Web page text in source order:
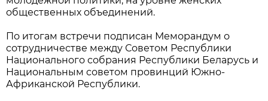
общественных объединений.
По итогам встречи подписан Меморандум о
сотрудничестве между Советом Республики
Национального собрания Республики Беларусь и
Национальным советом провинций Южно-
Африканской Республики.